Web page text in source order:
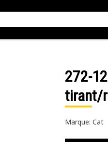
272-
tirant/
Marque: Cat